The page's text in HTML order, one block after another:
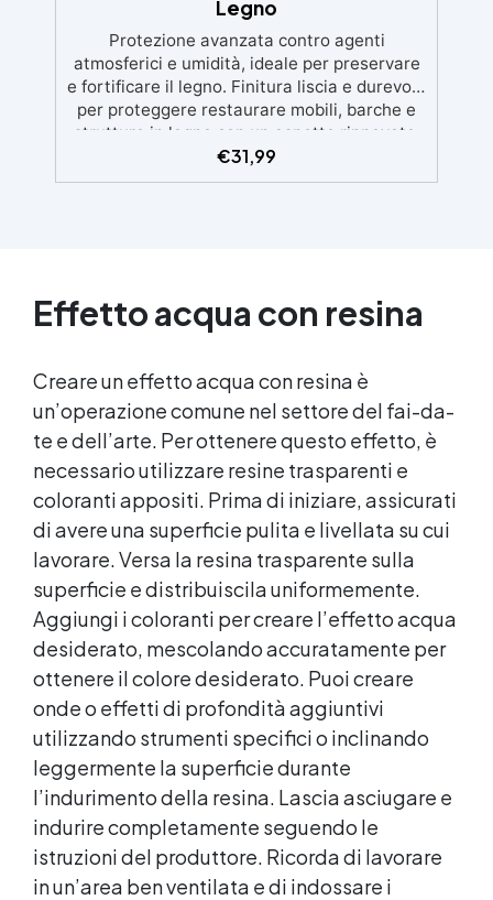
100m², con una vasta gamma di pigmenti
selezionabili.
Legno
Protezione avanzata contro agenti
atmosferici e umidità, ideale per preservare
e fortificare il legno. Finitura liscia e durevole
per proteggere restaurare mobili, barche e
strutture in legno con un aspetto rinnovato.
Stabilizzazione del legno senza bolle d’aria,
perfetta per riprisitini e riparazioni durevoli
€31,99
Effetto acqua con resina
Creare un effetto acqua con resina è
un’operazione comune nel settore del fai-da-
te e dell’arte. Per ottenere questo effetto, è
necessario utilizzare resine trasparenti e
coloranti appositi. Prima di iniziare, assicurati
di avere una superficie pulita e livellata su cui
lavorare. Versa la resina trasparente sulla
superficie e distribuiscila uniformemente.
Aggiungi i coloranti per creare l’effetto acqua
desiderato, mescolando accuratamente per
ottenere il colore desiderato. Puoi creare
onde o effetti di profondità aggiuntivi
utilizzando strumenti specifici o inclinando
leggermente la superficie durante
l’indurimento della resina. Lascia asciugare e
indurire completamente seguendo le
istruzioni del produttore. Ricorda di lavorare
in un’area ben ventilata e di indossare i